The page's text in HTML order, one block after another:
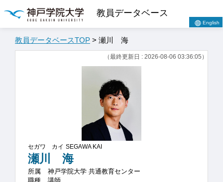
教員データベース
English
教員データベースTOP > 瀬川 海
（最終更新日 : 2026-08-06 03:36:05）
セガワ カイ SEGAWA KAI
瀬川 海
所属
神戸学院大学 共通教育センター
職種
講師